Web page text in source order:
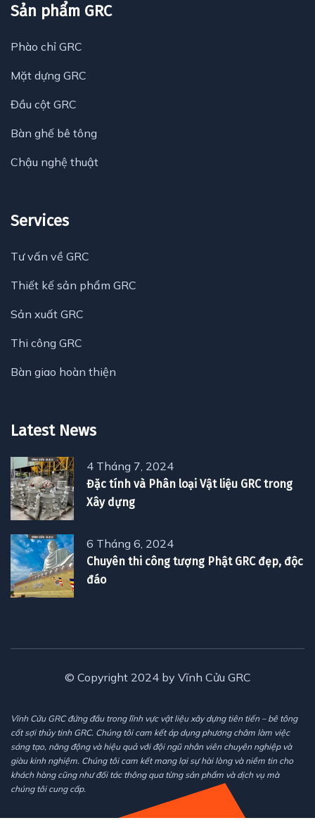
Sản phẩm GRC
Phào chỉ GRC
Mặt dựng GRC
Đầu cột GRC
Bàn ghế bê tông
Chậu nghệ thuật
Services
Tư vấn về GRC
Thiết kế sản phẩm GRC
Sản xuất GRC
Thi công GRC
Bàn giao hoàn thiện
Latest News
4 Tháng 7, 2024
Đặc tính và Phân loại Vật liệu GRC trong
Xây dựng
6 Tháng 6, 2024
Chuyên thi công tượng Phật GRC đẹp, độc
đáo
© Copyright 2024 by Vĩnh Cửu GRC
Vĩnh Cửu GRC đứng đầu trong lĩnh vực vật liệu xây dựng tiên tiến – bê tông
cốt sợi thủy tinh GRC. Chúng tôi cam kết áp dụng phương châm làm việc
sáng tạo, năng động và hiệu quả với đội ngũ nhân viên chuyên nghiệp và
giàu kinh nghiệm. Chúng tôi cam kết mang lại sự hài lòng và niềm tin cho
khách hàng cũng như đối tác thông qua từng sản phẩm và dịch vụ mà
chúng tôi cung cấp.